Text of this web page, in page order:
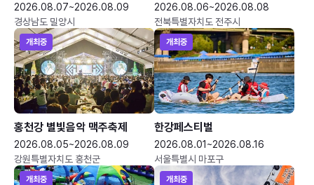
2026.08.07~2026.08.09
경상남도 밀양시
2026.08.06~2026.08.08
전북특별자치도 전주시
개최중
홍천강 별빛음악 맥주축제
2026.08.05~2026.08.09
강원특별자치도 홍천군
개최중
한강페스티벌
2026.08.01~2026.08.16
서울특별시 마포구
개최중 개최중